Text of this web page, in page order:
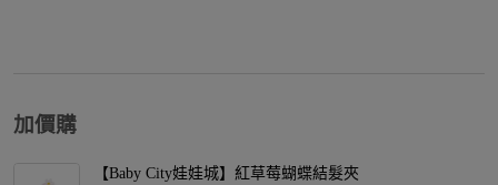
加價購
【Baby City娃娃城】紅草莓蝴蝶結髮夾